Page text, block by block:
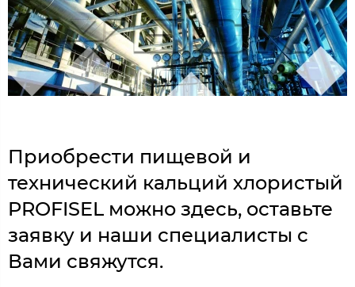
Приобрести пищевой и
технический кальций хлористый
PROFISEL можно здесь, оставьте
заявку и наши специалисты с
Вами свяжутся.